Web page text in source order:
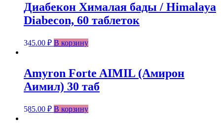
Диабекон Хималая бады / Himalaya
Diabecon, 60 таблеток
345.00 ₽ В корзину
Amyron Forte AIMIL (Амирон
Аимил) 30 таб
585.00 ₽ В корзину